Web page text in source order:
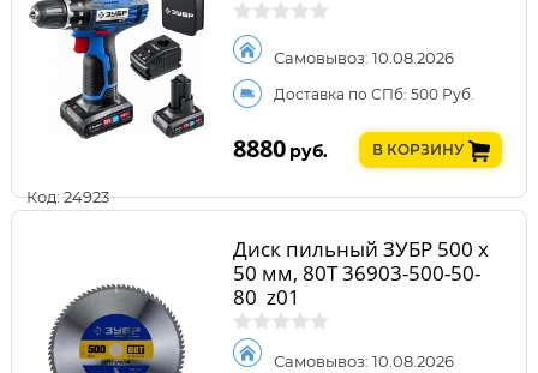
Код: 24923
Самовывоз: 10.08.2026
Доставка по СПб: 500 Руб.
8880 руб. В КОРЗИНУ
Диск пильный ЗУБР 500 x
50 мм, 80Т 36903-500-50-
80_z01
Самовывоз: 10.08.2026